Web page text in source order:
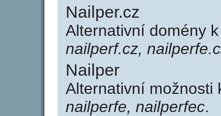
Nailper.cz
Alternativní domény
nailperf.cz,
Nailper
Alternativní
nailperfe, nailperfec.